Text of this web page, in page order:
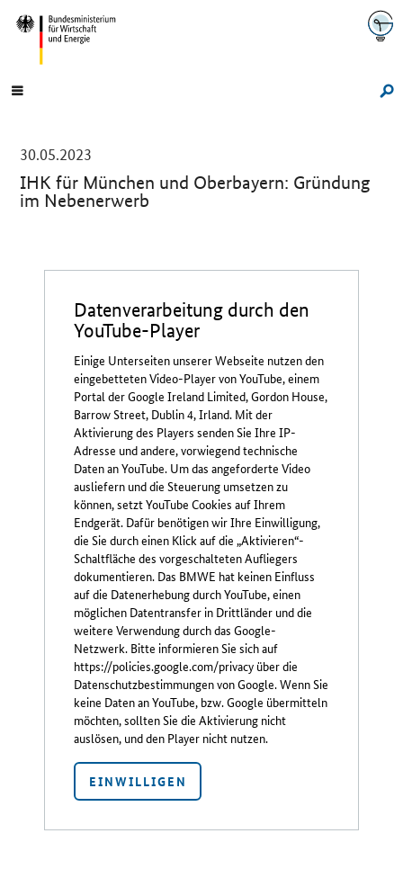
Navigation
Hauptmenü
30.05.2023
IHK für München und Oberbayern: Gründung
im Nebenerwerb
Datenverarbeitung durch den
YouTube-Player
Einige Unterseiten unserer Webseite nutzen den
eingebetteten Video-Player von YouTube, einem
Portal der Google Ireland Limited, Gordon House,
Barrow Street, Dublin 4, Irland. Mit der
Aktivierung des Players senden Sie Ihre IP-
Adresse und andere, vorwiegend technische
Daten an YouTube. Um das angeforderte Video
ausliefern und die Steuerung umsetzen zu
können, setzt YouTube Cookies auf Ihrem
Endgerät. Dafür benötigen wir Ihre Einwilligung,
die Sie durch einen Klick auf die „Aktivieren“-
Schaltfläche des vorgeschalteten Aufliegers
dokumentieren. Das BMWE hat keinen Einfluss
auf die Datenerhebung durch YouTube, einen
möglichen Datentransfer in Drittländer und die
weitere Verwendung durch das Google-
Netzwerk. Bitte informieren Sie sich auf
https://policies.google.com/privacy über die
Datenschutzbestimmungen von Google. Wenn Sie
keine Daten an YouTube, bzw. Google übermitteln
möchten, sollten Sie die Aktivierung nicht
auslösen, und den Player nicht nutzen.
EINWILLIGEN